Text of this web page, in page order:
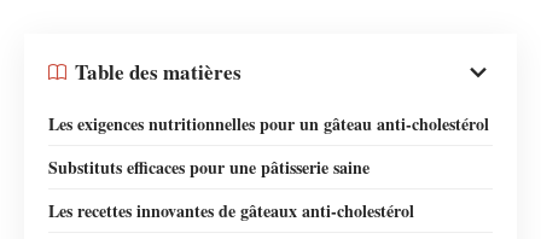
Table des matières
Les exigences nutritionnelles pour un gâteau anti-cholestérol
Substituts efficaces pour une pâtisserie saine
Les recettes innovantes de gâteaux anti-cholestérol